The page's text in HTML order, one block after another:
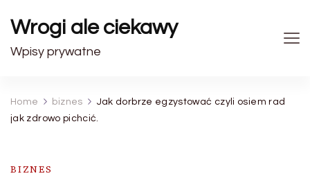
Wrogi ale ciekawy
Wpisy prywatne
Home biznes
Jak dorbrze egzystować czyli osiem rad
jak zdrowo pichcić.
BIZNES